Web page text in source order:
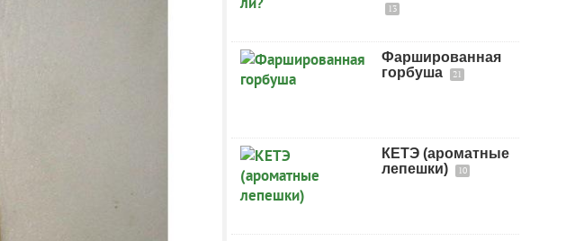
13
Фаршированная
горбуша
21
КЕТЭ (ароматные
лепешки)
10